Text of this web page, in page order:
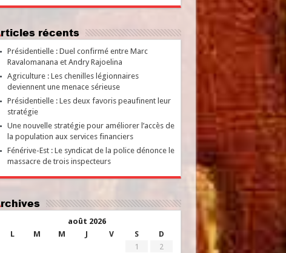
Articles récents
Présidentielle : Duel confirmé entre Marc
Ravalomanana et Andry Rajoelina
Agriculture : Les chenilles légionnaires
deviennent une menace sérieuse
Présidentielle : Les deux favoris peaufinent leur
stratégie
Une nouvelle stratégie pour améliorer l’accès de
la population aux services financiers
Fénérive-Est : Le syndicat de la police dénonce le
massacre de trois inspecteurs
Archives
août 2026
L
M M J V S D
1
2